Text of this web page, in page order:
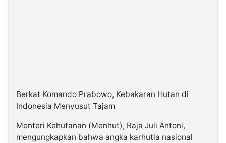
Berkat Komando Prabowo, Kebakaran Hutan di
Indonesia Menyusut Tajam
Menteri Kehutanan (Menhut), Raja Juli Antoni,
mengungkapkan bahwa angka karhutla nasional